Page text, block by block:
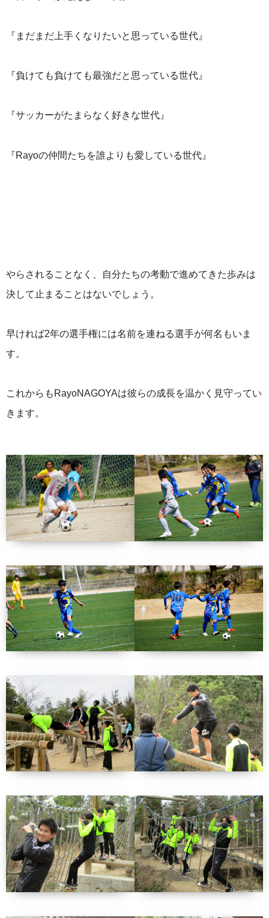
『まだまだ上手くなりたいと思っている世代』
『負けても負けても最強だと思っている世代』
『サッカーがたまらなく好きな世代』
『Rayoの仲間たちを誰よりも愛している世代』
やらされることなく、自分たちの考動で進めてきた歩みは
決して止まることはないでしょう。
早ければ2年の選手権には名前を連ねる選手が何名もいま
す。
これからもRayoNAGOYAは彼らの成長を温かく見守ってい
きます。